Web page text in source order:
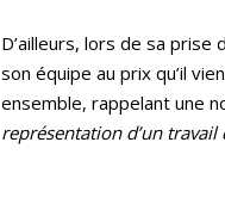
D’ailleurs, lors de sa
son équipe au prix qu’il
ensemble, rappelant une
représentation d’un travail